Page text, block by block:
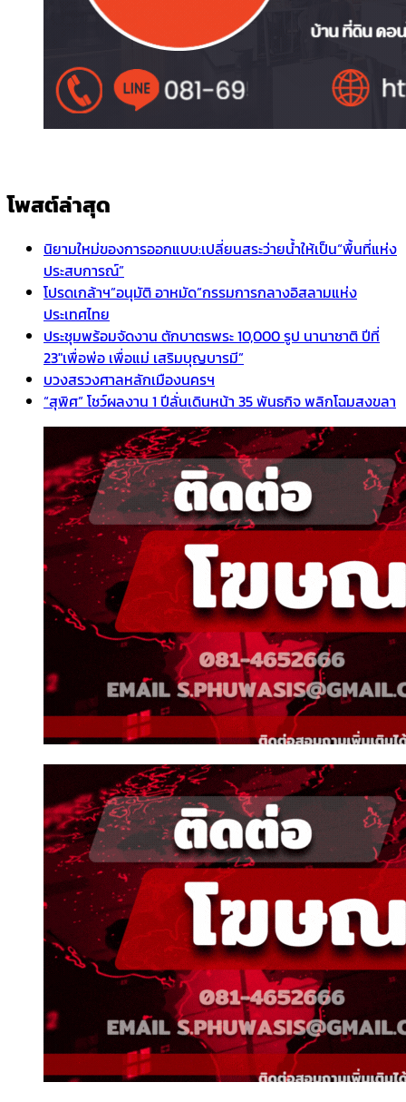
โพสต์ล่าสุด
นิยามใหม่ของการออกแบบ:เปลี่ยนสระว่ายน้ำให้เป็น“พื้นที่แห่ง
ประสบการณ์”
โปรดเกล้าฯ”อนุมัติ อาหมัด”กรรมการกลางอิสลามแห่ง
ประเทศไทย
ประชุมพร้อมจัดงาน ตักบาตรพระ 10,000 รูป นานาชาติ ปีที่
23″เพื่อพ่อ เพื่อแม่ เสริมบุญบารมี”
บวงสรวงศาลหลักเมืองนครฯ
“สุพิศ” โชว์ผลงาน 1 ปีลั่นเดินหน้า 35 พันธกิจ พลิกโฉมสงขลา